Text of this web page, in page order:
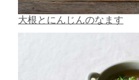
大根とにんじんのなます